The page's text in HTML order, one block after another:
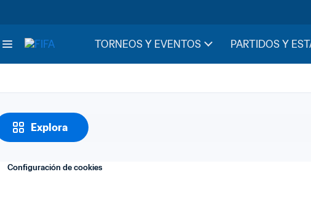
TORNEOS Y EVENTOS PARTIDOS Y
Explora
36. Transacciones
Configuración de cookies